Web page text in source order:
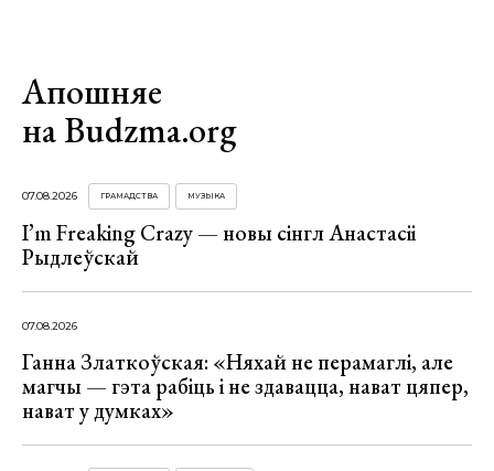
Апошняе
на Budzma.org
07.08.2026 ГРАМАДСТВА МУЗЫКА
I’m Freaking Crazy — новы сінгл Анастасіі
Рыдлеўскай
07.08.2026
Ганна Златкоўская: «Няхай не перамаглі, але
магчы — гэта рабіць і не здавацца, нават цяпер,
нават у думках»